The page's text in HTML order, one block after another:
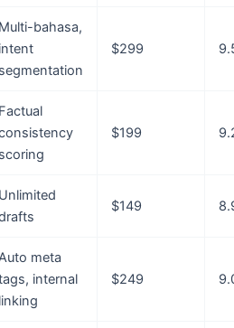
Multi-bahasa,
intent
segmentation
$299
Factual
scoring
$199
Unlimited
$149
meta
internal
linking
$249